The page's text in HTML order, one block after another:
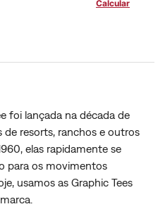
foi lançada na década de
resorts, ranchos e outros
elas rapidamente se
para os movimentos
usamos as Graphic Tees